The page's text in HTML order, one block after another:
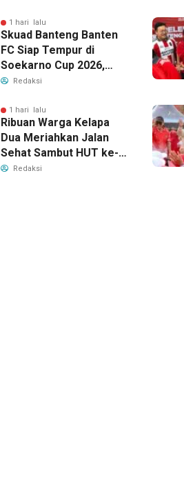
1 hari lalu
Skuad Banteng Banten
FC Siap Tempur di
Soekarno Cup 2026,
Bawa Misi Harumkan
Redaksi
1 hari lalu
Ribuan Warga Kelapa
Dua Meriahkan Jalan
Sehat Sambut HUT ke-81
RI
Redaksi